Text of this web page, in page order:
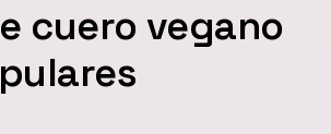
cuero vegano